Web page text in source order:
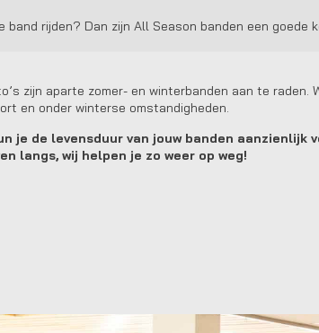
rijden? Dan zijn All Season banden een goede
zijn aparte zomer- en winterbanden aan te raden.
en onder winterse omstandigheden.
je de levensduur van jouw banden aanzienlijk
langs, wij helpen je zo weer op weg!